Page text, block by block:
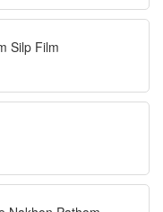
Silp Film